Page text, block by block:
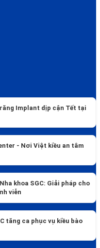
Implant dịp cận Tết tại
- Nơi Việt kiều an tâm
khoa SGC: Giải pháp cho
viễn
tăng ca phục vụ kiều bào